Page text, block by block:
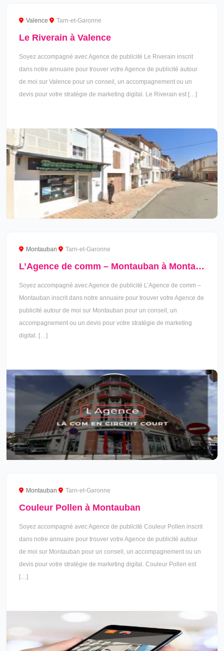
Valence Tarn-et-Garonne
Le Riverain à Valence
Soyez accompagné avec Agence de publicité Le Riverain inscrit
dans notre annuaire pour trouver votre Agence de publicité autour
de moi sur Valence pour un conseil, un accompagnement ou un
devis pour votre stratégie de marketing digital. Le Riverain est […]
Montauban Tarn-et-Garonne
L’Agence de comm – Montauban à Montauban
Soyez accompagné avec Agence de publicité L’Agence de comm –
Montauban inscrit dans notre annuaire pour trouver votre Agence de
publicité autour de moi sur Montauban pour un conseil, un
accompagnement ou un devis pour votre stratégie de marketing
digital. […]
Montauban Tarn-et-Garonne
Couleur Pollen à Montauban
Soyez accompagné avec Agence de publicité Couleur Pollen inscrit
dans notre annuaire pour trouver votre Agence de publicité autour
de moi sur Montauban pour un conseil, un accompagnement ou un
devis pour votre stratégie de marketing digital. Couleur Pollen est
[…]